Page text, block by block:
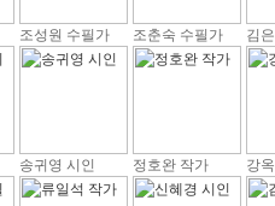
조성원 수필가 조춘숙 수필가 김
송귀영 시인 정호완 작가 강